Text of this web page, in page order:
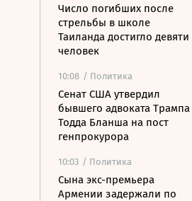
Число погибших после
стрельбы в школе
Таиланда достигло девяти
человек
10:08 / Политика
Сенат США утвердил
бывшего адвоката Трампа
Тодда Бланша на пост
генпрокурора
10:03 / Политика
Сына экс-премьера
Армении задержали по